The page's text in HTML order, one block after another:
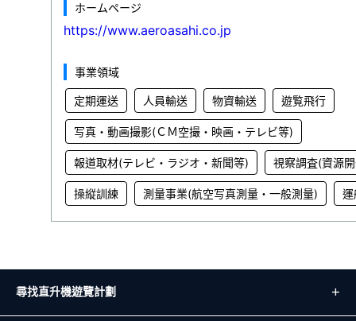
ホームページ
https://www.aeroasahi.co.jp
事業領域
定期運送 人員輸送 物資輸送 遊覧飛行
写真・動画撮影(ＣＭ空撮・映画・テレビ等)
報道取材(テレビ・ラジオ・新聞等) 視察調査(資源
操縦訓練 測量事業(航空写真測量・一般測量) 運
尋找直升機遊覽計劃